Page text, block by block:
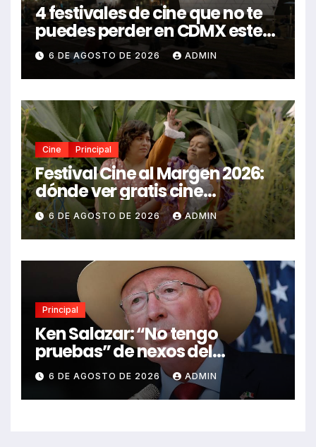
4 festivales de cine que no te
puedes perder en CDMX este
2026
6 DE AGOSTO DE 2026 ADMIN
Cine Principal
Festival Cine al Margen 2026:
dónde ver gratis cine
mexicano independiente en
CDMX y en línea
6 DE AGOSTO DE 2026 ADMIN
Principal
Ken Salazar: “No tengo
pruebas” de nexos del
Gobierno de México con el
narco
6 DE AGOSTO DE 2026 ADMIN